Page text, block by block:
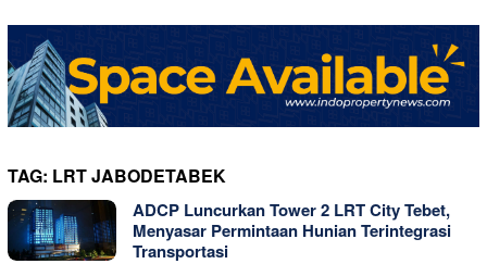
TAG: LRT JABODETABEK
ADCP Luncurkan Tower 2 LRT City Tebet,
Menyasar Permintaan Hunian Terintegrasi
Transportasi